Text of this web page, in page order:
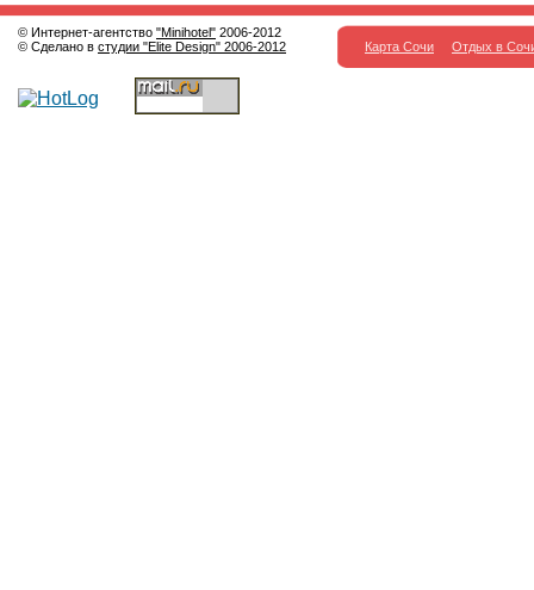
© Интернет-агентство "Minihotel" 2006-2012
© Сделано в студии "Elite Design" 2006-2012 Карта Сочи Отдых в